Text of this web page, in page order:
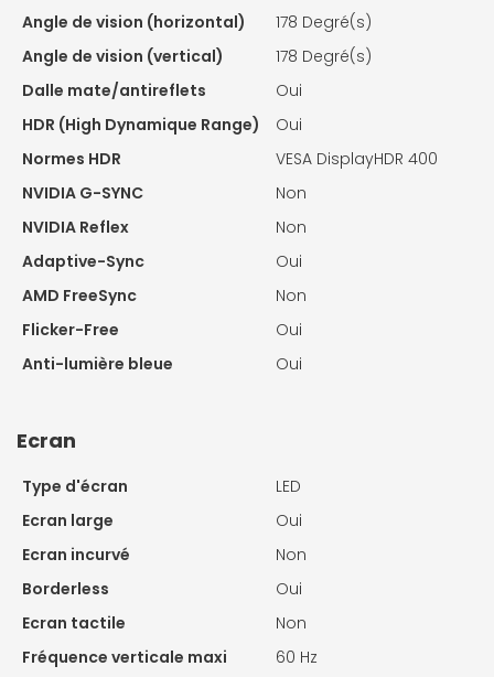
Angle de vision (horizontal)
178 Degré(s)
Angle de vision (vertical)
178 Degré(s)
Dalle mate/antireflets
Oui
HDR (High Dynamique Range)
Oui
Normes HDR
VESA DisplayHDR 400
NVIDIA G-SYNC
Non
NVIDIA Reflex
Non
Adaptive-Sync
Oui
AMD FreeSync
Non
Flicker-Free
Oui
Anti-lumière bleue
Oui
Ecran
Type d'écran
LED
Ecran large
Oui
Ecran incurvé
Non
Borderless
Oui
Ecran tactile
Non
Fréquence verticale maxi
60 Hz